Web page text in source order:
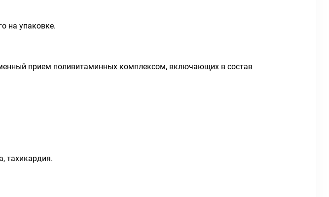
на упаковке.
прием поливитаминных комплексом, включающих в состав
тахикардия.